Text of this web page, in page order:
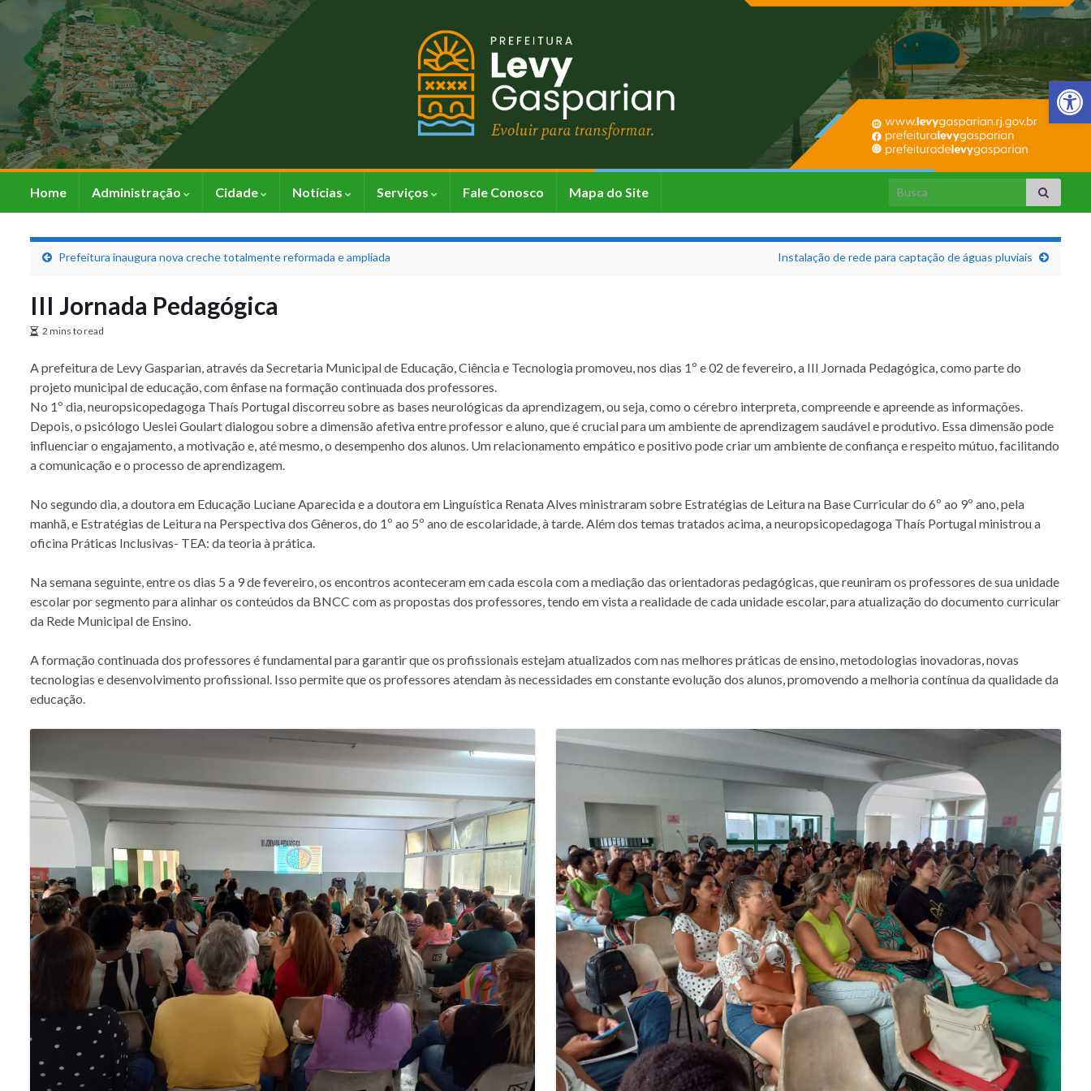
Barra de
Home Administração Cidade Notícias Serviços Fale Conosco Mapa do Site Search for:
Prefeitura inaugura nova creche totalmente reformada e ampliada Instalação de rede para captação de águas pluviais
III Jornada Pedagógica
2 mins to read
A prefeitura de Levy Gasparian, através da Secretaria Municipal de Educação, Ciência e Tecnologia promoveu, nos dias 1º e 02 de fevereiro, a III Jornada Pedagógica, como parte do
projeto municipal de educação, com ênfase na formação continuada dos professores.
No 1º dia, neuropsicopedagoga Thaís Portugal discorreu sobre as bases neurológicas da aprendizagem, ou seja, como o cérebro interpreta, compreende e apreende as informações.
Depois, o psicólogo Ueslei Goulart dialogou sobre a dimensão afetiva entre professor e aluno, que é crucial para um ambiente de aprendizagem saudável e produtivo. Essa dimensão pode
influenciar o engajamento, a motivação e, até mesmo, o desempenho dos alunos. Um relacionamento empático e positivo pode criar um ambiente de confiança e respeito mútuo, facilitando
a comunicação e o processo de aprendizagem.
No segundo dia, a doutora em Educação Luciane Aparecida e a doutora em Linguística Renata Alves ministraram sobre Estratégias de Leitura na Base Curricular do 6º ao 9º ano, pela
manhã, e Estratégias de Leitura na Perspectiva dos Gêneros, do 1º ao 5º ano de escolaridade, à tarde. Além dos temas tratados acima, a neuropsicopedagoga Thaís Portugal ministrou a
oficina Práticas Inclusivas- TEA: da teoria à prática.
Na semana seguinte, entre os dias 5 a 9 de fevereiro, os encontros aconteceram em cada escola com a mediação das orientadoras pedagógicas, que reuniram os professores de sua unidade
escolar por segmento para alinhar os conteúdos da BNCC com as propostas dos professores, tendo em vista a realidade de cada unidade escolar, para atualização do documento curricular
da Rede Municipal de Ensino.
A formação continuada dos professores é fundamental para garantir que os profissionais estejam atualizados com nas melhores práticas de ensino, metodologias inovadoras, novas
tecnologias e desenvolvimento profissional. Isso permite que os professores atendam às necessidades em constante evolução dos alunos, promovendo a melhoria contínua da qualidade da
educação.